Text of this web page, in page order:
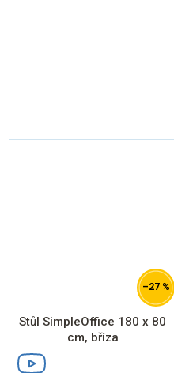
–27 %
Stůl SimpleOffice 180 x 80
cm, bříza